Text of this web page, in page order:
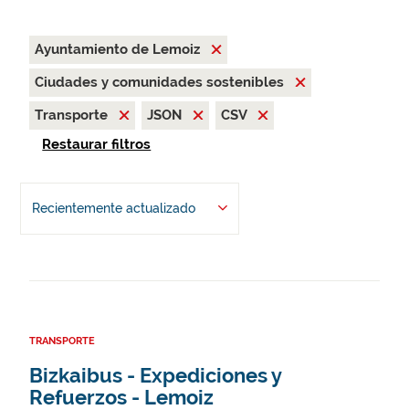
Ayuntamiento de Lemoiz
Ciudades y comunidades sostenibles
Transporte
JSON
CSV
Restaurar filtros
Recientemente actualizado
TRANSPORTE
Bizkaibus - Expediciones y
Refuerzos - Lemoiz